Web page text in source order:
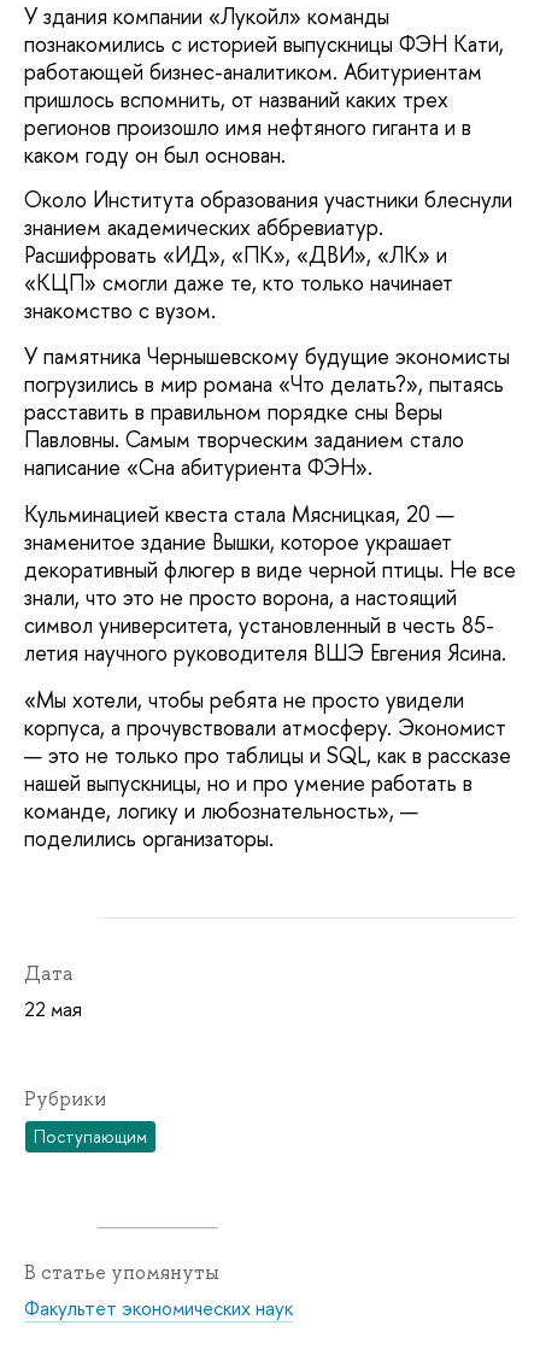
У здания компании «Лукойл» команды
познакомились с историей выпускницы ФЭН Кати,
работающей бизнес-аналитиком. Абитуриентам
пришлось вспомнить, от названий каких трех
регионов произошло имя нефтяного гиганта и в
каком году он был основан.
Около Института образования участники блеснули
знанием академических аббревиатур.
Расшифровать «ИД», «ПК», «ДВИ», «ЛК» и
«КЦП» смогли даже те, кто только начинает
знакомство с вузом.
У памятника Чернышевскому будущие экономисты
погрузились в мир романа «Что делать?», пытаясь
расставить в правильном порядке сны Веры
Павловны. Самым творческим заданием стало
написание «Сна абитуриента ФЭН».
Кульминацией квеста стала Мясницкая, 20 —
знаменитое здание Вышки, которое украшает
декоративный флюгер в виде черной птицы. Не все
знали, что это не просто ворона, а настоящий
символ университета, установленный в честь 85-
летия научного руководителя ВШЭ Евгения Ясина.
«Мы хотели, чтобы ребята не просто увидели
корпуса, а прочувствовали атмосферу. Экономист
— это не только про таблицы и SQL, как в рассказе
нашей выпускницы, но и про умение работать в
команде, логику и любознательность», —
поделились организаторы.
Дата
22 мая
Рубрики
Поступающим
В статье упомянуты
Факультет экономических наук